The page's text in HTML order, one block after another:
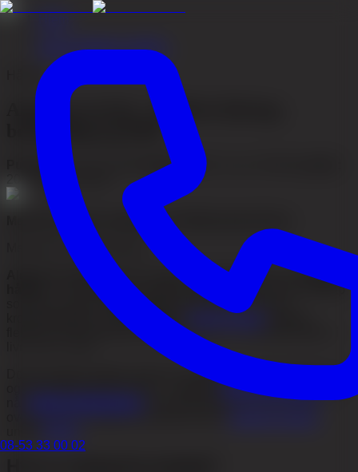
08-53 33 00 02
Akacia Medical artikler
Hårtap
Alopecia areata – flekkvis hårtap,
behandling og PRP
Publisert 18. juni 2026 Oppdatert
min Firo Esmer
Medisinsk gjennomgått av
Dr Mohammed Abas
Medisinsk ansvarlig lege
Alopecia areata
er den medisinske betegnelsen forflekkvis
– en autoimmun og ikke-arrdannende form for hårtap
som kan ramme skalp, skjegg, øyenbryn og annen
kroppsbehåring. I motsetning til
flekkene ofte plutselig, og hårsekkene er i de fleste tilfeller i
Denne guiden dekker årsaker, symptomer, diagnostiske funn
og behandlingsalternativer – inkludertPRP-behandling
kan være relevant. For en rask